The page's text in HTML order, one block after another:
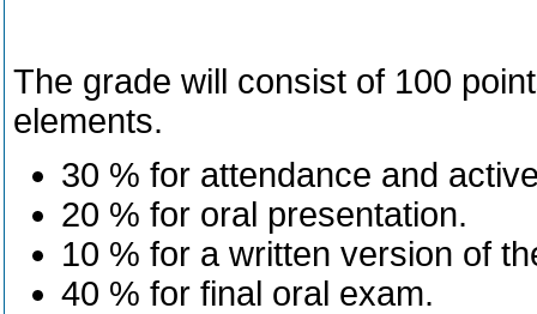
The grade will consist of 100
elements.
30 % for attendance and
20 % for oral presentation.
10 % for a written version of
40 % for final oral exam.